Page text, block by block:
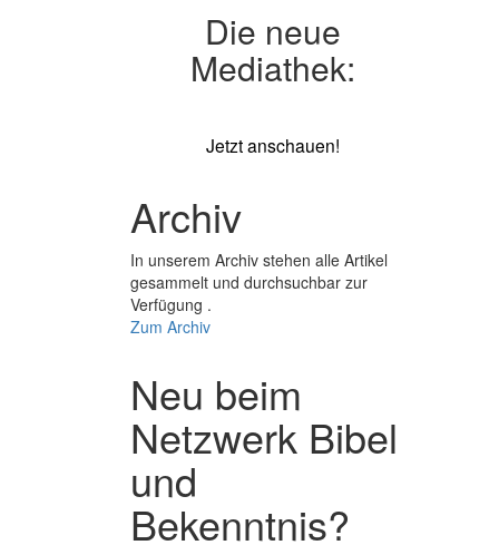
Die neue
Mediathek:
Jetzt anschauen!
Archiv
In unserem Archiv stehen alle Artikel
gesammelt und durchsuchbar zur
Verfügung .
Zum Archiv
Neu beim
Netzwerk Bibel
und
Bekenntnis?